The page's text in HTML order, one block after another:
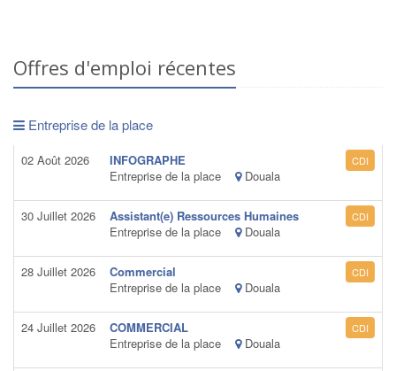
Offres d'emploi récentes
Entreprise de la place
02 Août 2026
INFOGRAPHE
Entreprise de la place
Douala
CDI
30 Juillet 2026
Assistant(e) Ressources Humaines
Entreprise de la place
Douala
CDI
28 Juillet 2026
Commercial
Entreprise de la place
Douala
CDI
24 Juillet 2026
COMMERCIAL
Entreprise de la place
Douala
CDI